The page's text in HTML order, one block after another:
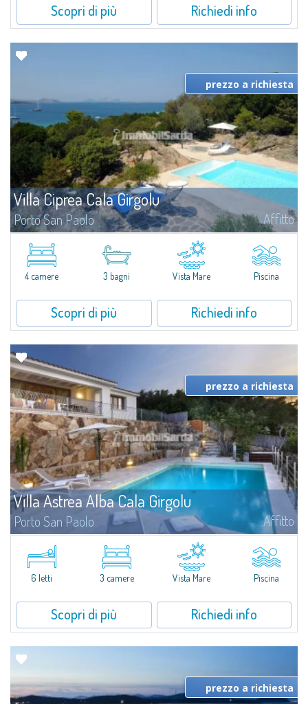
Scopri di più Richiedi info
Villa Ciprea Cala Girgolu
Porto San Paolo Affitto
Splendida​ villa in un tranquillo contesto di ville private fronte mare,
incastonata fra graniti e profumati ginepri, e affacciata sull'incantevole
tratto di costa che va da Cala Girgolu all'Isola di Tavolara.Immersa...
prezzo a richiesta
4 camere 3 bagni Vista Mare Piscina
Scopri di più Richiedi info
Villa Astrea Alba Cala Girgolu
Porto San Paolo Affitto
​A brevissima distanza dal mare a cui é direttamente collegata tramite breve
viottolo, Villa Astrea Alba Cala Girgolu é una fantastica villa in affitto
nell’area di Porto San Paolo, famosa località turistica...
prezzo a richiesta
6 letti 3 camere Vista Mare Piscina
Scopri di più Richiedi info
prezzo a richiesta